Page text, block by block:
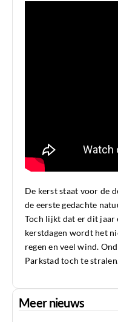
De kerst staat voor de
de eerste gedachte
Toch lijkt dat er dit jaar
kerstdagen wordt het
regen en veel wind.
Parkstad toch te
Meer nieuws